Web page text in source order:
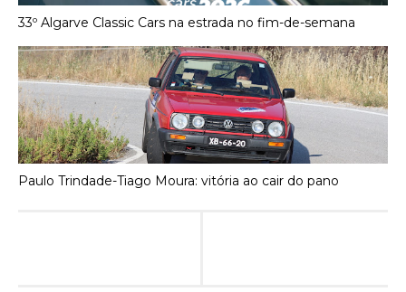
33º Algarve Classic Cars na estrada no fim-de-semana
Paulo Trindade-Tiago Moura: vitória ao cair do pano